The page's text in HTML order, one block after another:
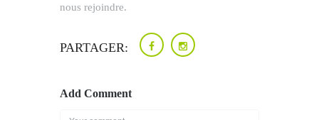
nous rejoindre.
PARTAGER:
Add Comment